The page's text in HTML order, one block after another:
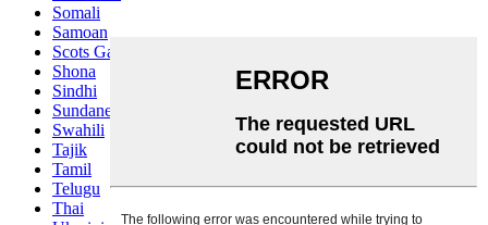
Somali
Samoan
Scots Gaelic
Shona
Sindhi
Sundanese
Swahili
Tajik
Tamil
Telugu
Thai